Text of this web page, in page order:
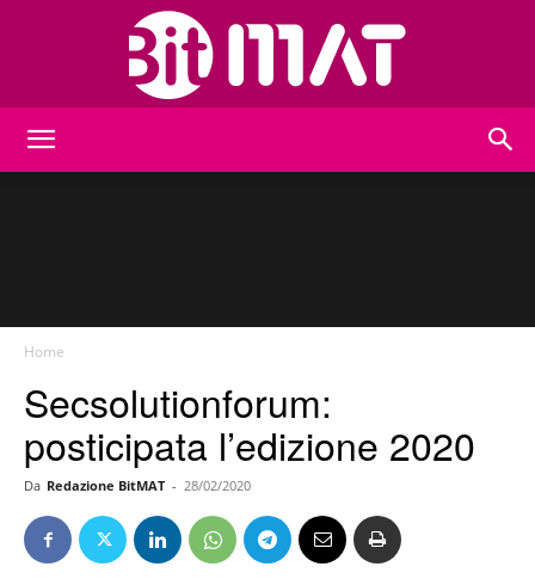
Home
Secsolutionforum:
posticipata l’edizione 2020
Da Redazione BitMAT - 28/02/2020